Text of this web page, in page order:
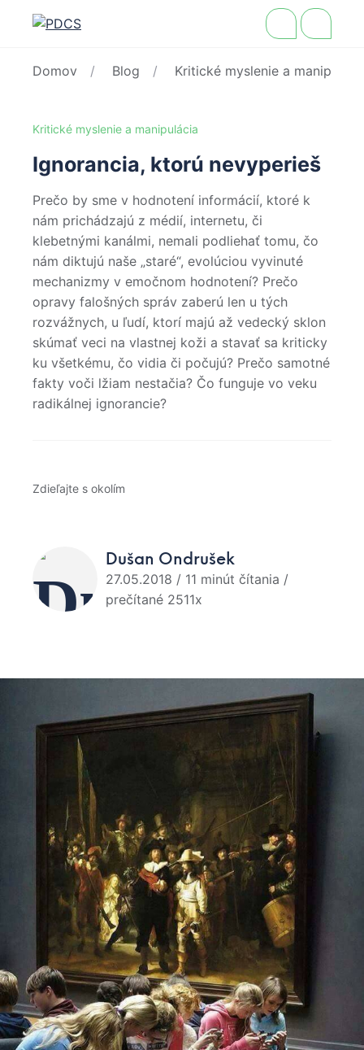
Domov Blog Kritické myslenie a
Kritické myslenie a manipulácia
Ignorancia, ktorú nevyperieš
Prečo by sme v hodnotení informácií, ktoré k
nám prichádzajú z médií, internetu, či
klebetnými kanálmi, nemali podliehať tomu, čo
nám diktujú naše „staré“, evolúciou vyvinuté
mechanizmy v emočnom hodnotení? Prečo
opravy falošných správ zaberú len u tých
rozvážnych, u ľudí, ktorí majú až vedecký sklon
skúmať veci na vlastnej koži a stavať sa kriticky
ku všetkému, čo vidia či počujú? Prečo samotné
fakty voči lžiam nestačia? Čo funguje vo veku
radikálnej ignorancie?
Zdieľajte s okolím
Dušan Ondrušek
27.05.2018 / 11 minút čítania /
prečítané 2511x